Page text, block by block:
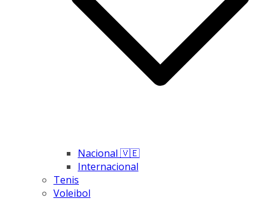
Nacional 🇻🇪
Internacional
Tenis
Voleibol